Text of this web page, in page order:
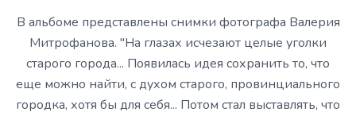
В альбоме представлены снимки фотографа Валерия
Митрофанова. "На глазах исчезают целые уголки
старого города... Появилась идея сохранить то, что
еще можно найти, с духом старого, провинциального
городка, хотя бы для себя... Потом стал выставлять, что